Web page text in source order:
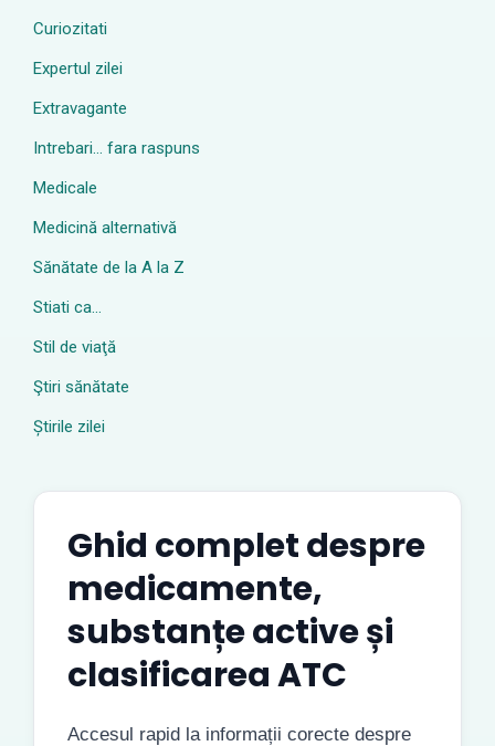
Curiozitati
Expertul zilei
Extravagante
Intrebari… fara raspuns
Medicale
Medicină alternativă
Sănătate de la A la Z
Stiati ca…
Stil de viaţă
Ştiri sănătate
Știrile zilei
Ghid complet despre
medicamente,
substanțe active și
clasificarea ATC
Accesul rapid la informații corecte despre